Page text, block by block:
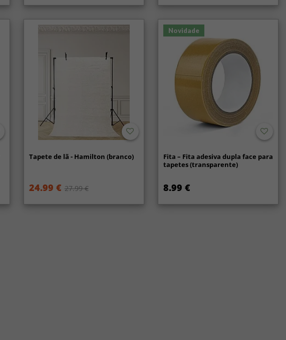
Tapete de lã - Hamilton (branco)
24.99 € 27.99 €
Novidade
Fita – Fita adesiva dupla face para
tapetes (transparente)
8.99 €